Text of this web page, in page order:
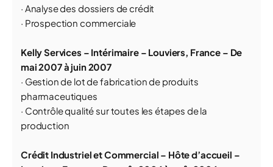
· Analyse des dossiers de crédit
· Prospection commerciale
Kelly Services – Intérimaire – Louviers, France – De
mai 2007 à juin 2007
· Gestion de lot de fabrication de produits
pharmaceutiques
· Contrôle qualité sur toutes les étapes de la
production
Crédit Industriel et Commercial – Hôte d’accueil –